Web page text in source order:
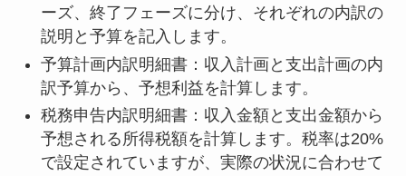
ーズ、終了フェーズに分け、それぞれの内訳の
説明と予算を記入します。
予算計画内訳明細書：収入計画と支出計画の内
訳予算から、予想利益を計算します。
税務申告内訳明細書：収入金額と支出金額から
予想される所得税額を計算します。税率は20%
で設定されていますが、実際の状況に合わせて